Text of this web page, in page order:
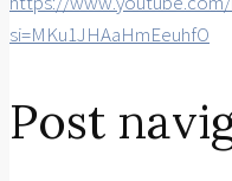
si=MKu1JHAaHmEeuhfO
Post